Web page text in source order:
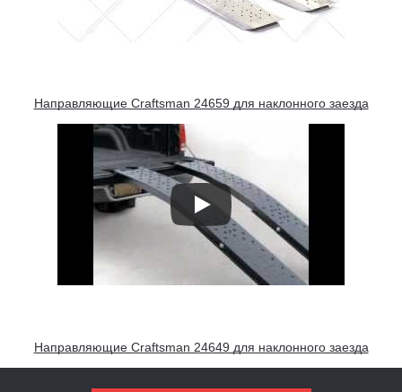
Направляющие Craftsman 24659 для наклонного заезда
Направляющие Craftsman 24649 для наклонного заезда